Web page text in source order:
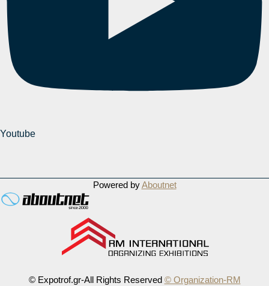
Youtube
Powered byAboutnet
© Expotrof.gr-All Rights Reserved © Organization-RM